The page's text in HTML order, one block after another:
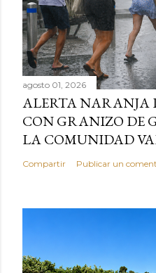
agosto 01, 2026
ALERTA NARANJA
CON GRANIZO DE
LA COMUNIDAD
Compartir Publicar un